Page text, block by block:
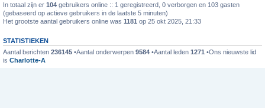
In totaal zijn er 104 gebruikers online :: 1 geregistreerd, 0 verborgen en 103 gasten
(gebaseerd op actieve gebruikers in de laatste 5 minuten)
Het grootste aantal gebruikers online was 1181 op 25 okt 2025, 21:33
STATISTIEKEN
Aantal berichten 236145 •Aantal onderwerpen 9584 •Aantal leden 1271 •Ons nieuwste lid
is Charlotte-A